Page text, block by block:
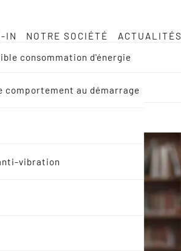
IN
NOTRE SOCIÉTÉ
ACTUALITÉS
consommation d'énergie
comportement au démarrage
vibration